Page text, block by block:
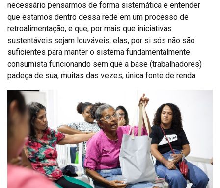
necessário pensarmos de forma sistemática e entender
que estamos dentro dessa rede em um processo de
retroalimentação, e que, por mais que iniciativas
sustentáveis sejam louváveis, elas, por si sós não são
suficientes para manter o sistema fundamentalmente
consumista funcionando sem que a base (trabalhadores)
padeça de sua, muitas das vezes, única fonte de renda.